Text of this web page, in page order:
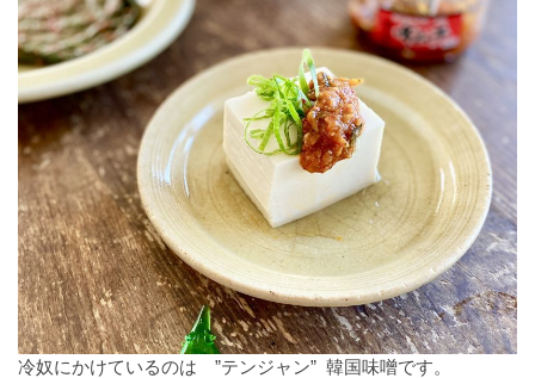
冷奴にかけているのは ”テンジャン” 韓国味噌です。